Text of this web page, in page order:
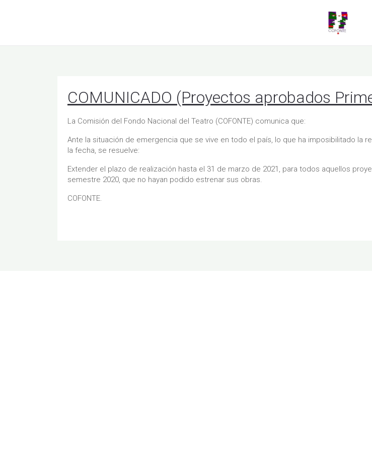
COMUNICADO (Proyectos aprobados
La Comisión del Fondo Nacional del Teatro (COFONTE) comunica que:
Ante la situación de emergencia que se vive en todo el país, lo que ha imposibilitado
la fecha, se resuelve:
Extender el plazo de realización hasta el 31 de marzo de 2021, para todos aquellos
semestre 2020, que no hayan podido estrenar sus obras.
COFONTE.